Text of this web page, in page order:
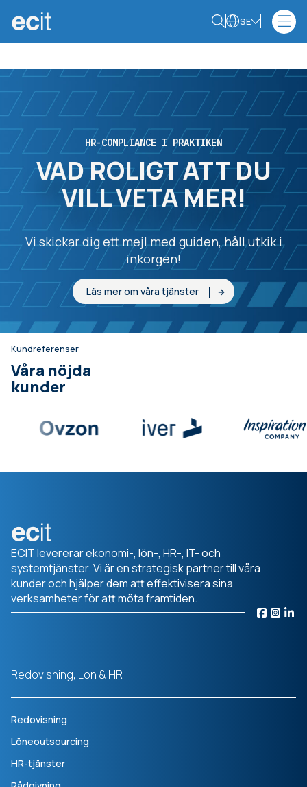
SE
HR-COMPLIANCE I PRAKTIKEN
VAD ROLIGT ATT DU
VILL VETA MER!
Vi skickar dig ett mejl med guiden, håll utkik i
inkorgen!
Läs mer om våra tjänster
Kundreferenser
Våra nöjda
kunder
ECIT levererar ekonomi-, lön-, HR-, IT- och
systemtjänster. Vi är en strategisk partner till våra
kunder och hjälper dem att effektivisera sina
verksamheter för att möta framtiden.
Redovisning, Lön & HR
Redovisning
Löneoutsourcing
HR-tjänster